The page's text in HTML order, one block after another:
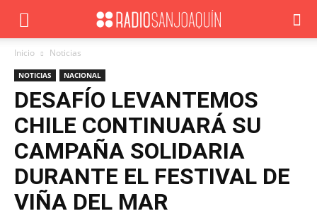
Inicio Noticias
NOTICIAS NACIONAL
DESAFÍO LEVANTEMOS
CHILE CONTINUARÁ SU
CAMPAÑA SOLIDARIA
DURANTE EL FESTIVAL DE
VIÑA DEL MAR